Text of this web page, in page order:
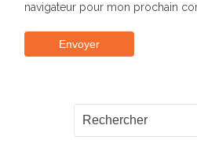
navigateur pour mon prochain